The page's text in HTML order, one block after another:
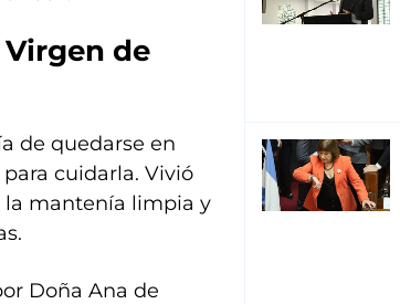
de
de quedarse en
cuidarla. Vivió
la mantenía limpia y
Doña Ana de